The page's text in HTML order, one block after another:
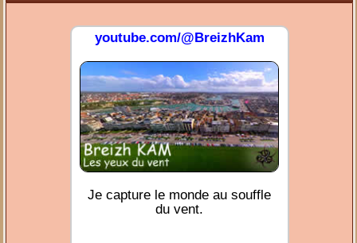
youtube.com/@BreizhKam
Je capture le monde au souffle
du vent.